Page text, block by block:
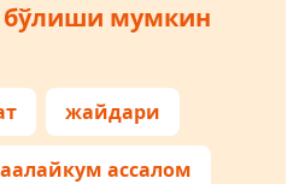
бўлиши мумкин
жайдари
ассалом